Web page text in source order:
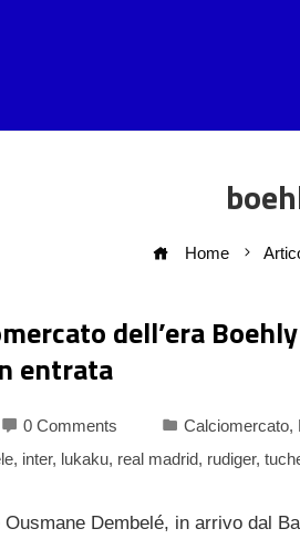
Home
dell’era
entrata
0 Comments Calciomercato,
, inter, lukaku, real madrid, rudiger,
Dembelé, in arrivo dal